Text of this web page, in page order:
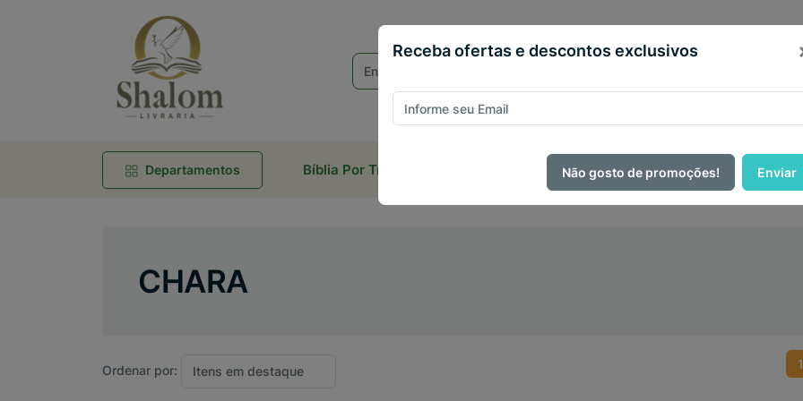
Central de
Departamentos Bíblia Por Tradução Livros Santa Ceia Hinario
CHARA
Ordenar por: 1
Receba ofertas e descontos exclusivos
Não gosto de promoções! Enviar